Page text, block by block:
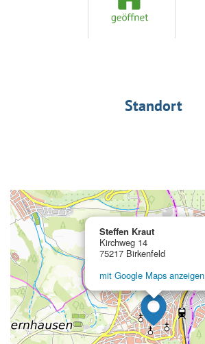
Standort
Steffen Kraut
Kirchweg 14
75217 Birkenfeld
mit Google Maps anzeigen